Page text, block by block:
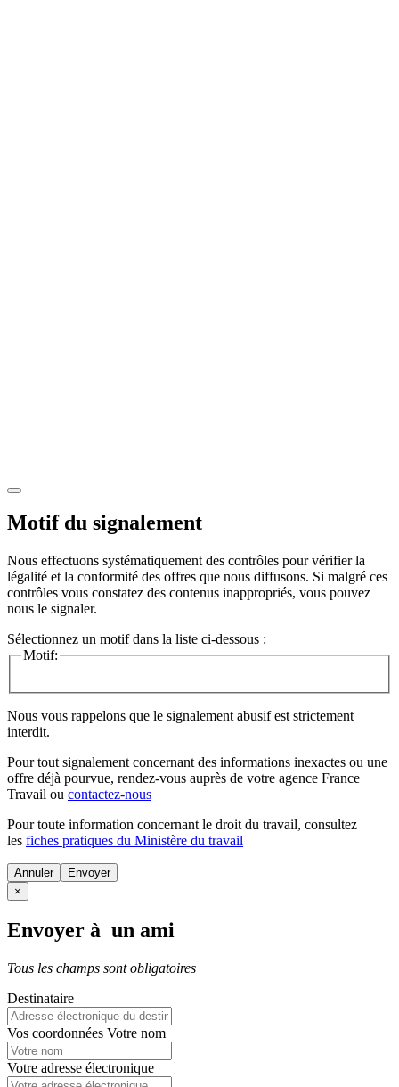
Motif du signalement
Nous effectuons systématiquement des contrôles pour vérifier la
légalité et la conformité des offres que nous diffusons. Si malgré ces
contrôles vous constatez des contenus inappropriés, vous pouvez
nous le signaler.
Sélectionnez un motif dans la liste ci-dessous :
Motif:
Nous vous rappelons que le signalement abusif est strictement
interdit.
Pour tout signalement concernant des informations inexactes ou une
offre déjà pourvue, rendez-vous auprès de votre agence France
Travail ou contactez-nous
Pour toute information concernant le droit du travail, consultez
les fiches pratiques du Ministère du travail
Annuler
×
Envoyer à un ami
Tous les champs sont obligatoires
Destinataire
Vos coordonnées Votre nom
Votre adresse électronique